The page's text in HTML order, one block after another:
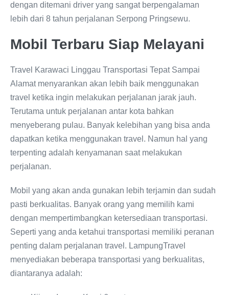
dengan ditemani driver yang sangat berpengalaman
lebih dari 8 tahun perjalanan Serpong Pringsewu.
Mobil Terbaru Siap Melayani
Travel Karawaci Linggau Transportasi Tepat Sampai
Alamat menyarankan akan lebih baik menggunakan
travel ketika ingin melakukan perjalanan jarak jauh.
Terutama untuk perjalanan antar kota bahkan
menyeberang pulau. Banyak kelebihan yang bisa anda
dapatkan ketika menggunakan travel. Namun hal yang
terpenting adalah kenyamanan saat melakukan
perjalanan.
Mobil yang akan anda gunakan lebih terjamin dan sudah
pasti berkualitas. Banyak orang yang memilih kami
dengan mempertimbangkan ketersediaan transportasi.
Seperti yang anda ketahui transportasi memiliki peranan
penting dalam perjalanan travel. LampungTravel
menyediakan beberapa transportasi yang berkualitas,
diantaranya adalah: